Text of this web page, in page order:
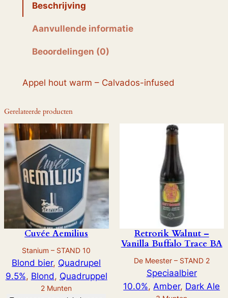
e
r
a
l
v
a
d
o
s
B
a
a
Beschrijving
Aanvullende informatie
Beoordelingen (0)
Appel hout warm – Calvados-infused
Gerelateerde producten
Cuvée Aemilius
Stanium – STAND 10
Blond bier, Quadrupel
9.5%, Blond , Quadruppel
2 Munten
Retrorik Walnut –
Vanilla Buffalo Trace BA
De Meester – STAND 2
Speciaalbier
10.0%, Amber, Dark Ale